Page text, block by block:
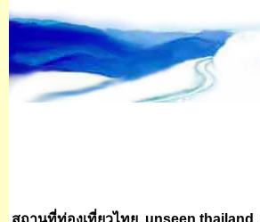
สถานที่ท่องเที่ยวไทย unseen thailand